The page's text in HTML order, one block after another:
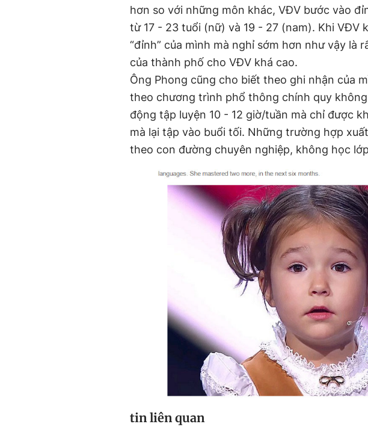
hơn so với những môn khác, VĐV bước vào
từ 17 - 23 tuổi (nữ) và 19 - 27 (nam). Khi VĐV
“đỉnh” của mình mà nghỉ sớm hơn như vậy là
của thành phố cho VĐV khá cao.
Ông Phong cũng cho biết theo ghi nhận của
theo chương trình phổ thông chính quy
động tập luyện 10 - 12 giờ/tuần mà chỉ được
mà lại tập vào buổi tối. Những trường hợp
theo con đường chuyên nghiệp, không học
tin liên quan